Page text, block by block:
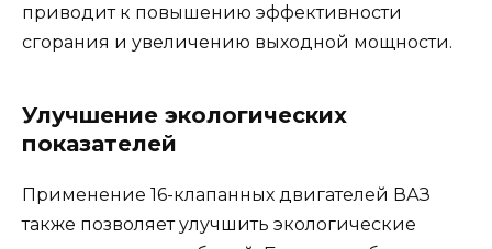
приводит к повышению эффективности
сгорания и увеличению выходной мощности.
Улучшение экологических
показателей
Применение 16-клапанных двигателей ВАЗ
также позволяет улучшить экологические